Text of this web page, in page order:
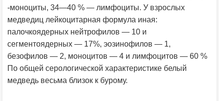
-моноциты, 34—40 % — лимфоциты. У взрослых
медведиц лейкоцитарная формула иная:
палочкоядерных нейтрофилов — 10 и
сегментоядерных — 17%, эозинофилов — 1,
безофилов — 2, моноцитов — 4 и лимфоцитов — 60 %
По общей серологической характеристике белый
медведь весьма близок к бурому.